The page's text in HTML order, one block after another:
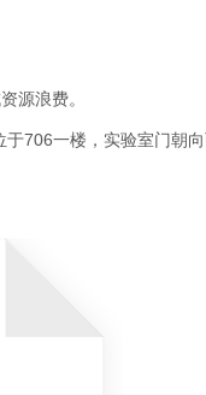
源浪费。
于706一楼，实验室门朝